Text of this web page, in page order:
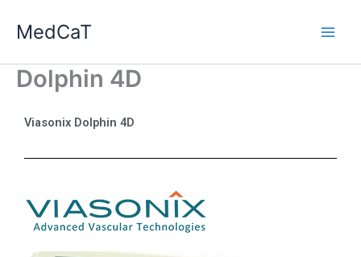
naar
inhoud
MedCaT
Dolphin 4D
Viasonix Dolphin 4D